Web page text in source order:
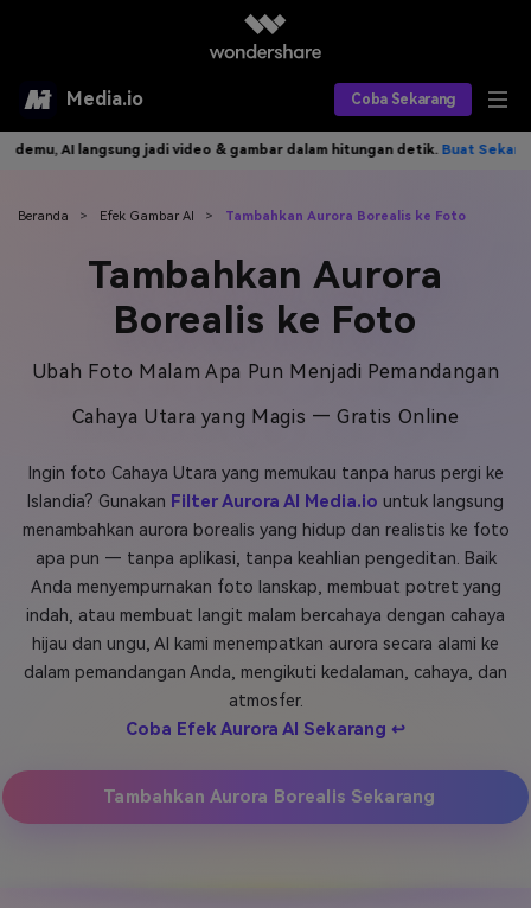
Media.io Coba Sekarang
Alat AI
AI Video
AI Gambar
AI Audio
Model AI yang Didukung
Produk AI
Asisten Video AI
Editor Video AI
Editor Gambar AI
Editor Audio AI
Find More Solutions >>
Efek Video
Efek Foto
Sumber Daya
FAQs Hubungi Kami
Tips & Tutorial AI
Harga
Masuk
Berkreasi dengan AI
AI langsung jadi video & gambar dalam hitungan detik.Buat Sekarang>>
Beranda > Efek Gambar AI > Tambahkan Aurora Borealis ke Foto
Tambahkan Aurora
Borealis ke Foto
Ubah Foto Malam Apa Pun Menjadi Pemandangan
Cahaya Utara yang Magis — Gratis Online
Ingin foto Cahaya Utara yang memukau tanpa harus pergi ke
Islandia? Gunakan Filter Aurora AI Media.io untuk langsung
menambahkan aurora borealis yang hidup dan realistis ke foto
apa pun — tanpa aplikasi, tanpa keahlian pengeditan. Baik
Anda menyempurnakan foto lanskap, membuat potret yang
indah, atau membuat langit malam bercahaya dengan cahaya
hijau dan ungu, AI kami menempatkan aurora secara alami ke
dalam pemandangan Anda, mengikuti kedalaman, cahaya, dan
atmosfer.
Coba Efek Aurora AI Sekarang ↩
Tambahkan Aurora Borealis Sekarang